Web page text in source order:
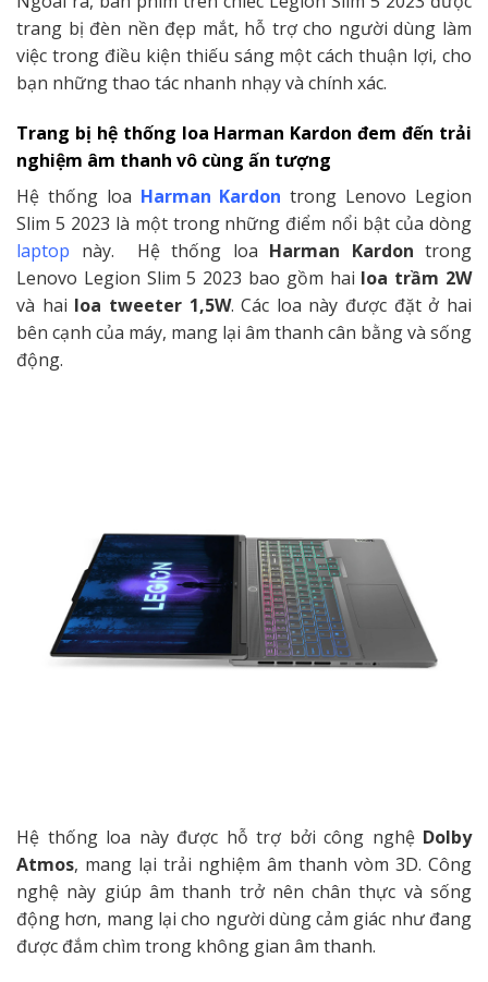
trang bị đèn nền đẹp mắt, hỗ trợ cho người dùng làm
việc trong điều kiện thiếu sáng một cách thuận lợi, cho
bạn những thao tác nhanh nhạy và chính xác.
Trang bị hệ thống loa Harman Kardon đem đến trải
nghiệm âm thanh vô cùng ấn tượng
Hệ thống loa Harman Kardon trong Lenovo Legion
Slim 5 2023 là một trong những điểm nổi bật của dòng
laptop này. Hệ thống loa Harman Kardon trong
Lenovo Legion Slim 5 2023 bao gồm hai loa trầm 2W
và hai loa tweeter 1,5W. Các loa này được đặt ở hai
bên cạnh của máy, mang lại âm thanh cân bằng và sống
động.
Hệ thống loa này được hỗ trợ bởi công nghệ Dolby
Atmos, mang lại trải nghiệm âm thanh vòm 3D. Công
nghệ này giúp âm thanh trở nên chân thực và sống
động hơn, mang lại cho người dùng cảm giác như đang
được đắm chìm trong không gian âm thanh.